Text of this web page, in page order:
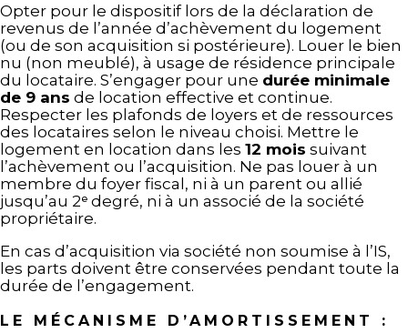
Opter pour le dispositif lors de la déclaration de
revenus de l’année d’achèvement du logement
(ou de son acquisition si postérieure). Louer le bien
nu (non meublé), à usage de résidence principale
du locataire. S’engager pour une durée minimale
de 9 ans de location effective et continue.
Respecter les plafonds de loyers et de ressources
des locataires selon le niveau choisi. Mettre le
logement en location dans les 12 mois suivant
l’achèvement ou l’acquisition. Ne pas louer à un
membre du foyer fiscal, ni à un parent ou allié
jusqu’au 2ᵉ degré, ni à un associé de la société
propriétaire.
En cas d’acquisition via société non soumise à l’IS,
les parts doivent être conservées pendant toute la
durée de l’engagement.
LE MÉCANISME D’AMORTISSEMENT :